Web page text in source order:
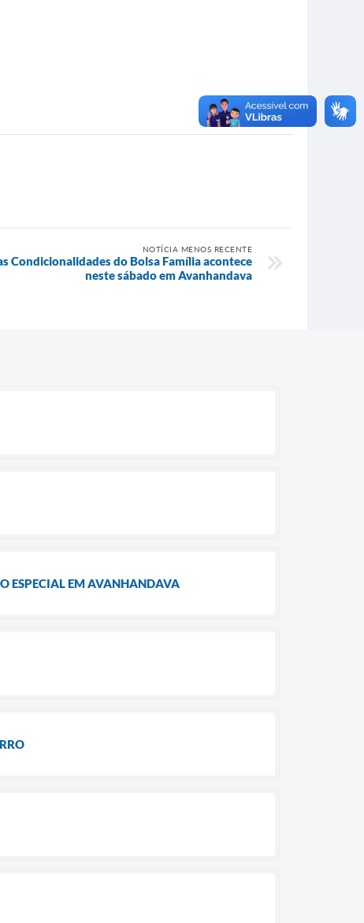
NOTÍCIA MENOS RECENTE
Condicionalidades do Bolsa Família acontece
neste sábado em Avanhandava
ESPECIAL EM AVANHANDAVA